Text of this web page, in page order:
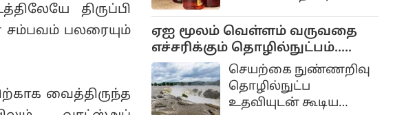
திருப்பி
சம்பவம் பலரையும்
வைத்திருந்த
மாறிவிடமாட்டோமோ
என்கிற ஆசையும்
எதிர்பார்ப்புமே இதற்கு
காரணம்
எடுக்கப்பட்டு வருகிறது.
ஏஐ மூலம் வெள்ளம் வருவதை
எச்சரிக்கும் தொழில்நுட்பம்..
கேரள அரசு முடிவு..செயற்கை நுண்ணறிவு
தொழில்நுட்ப
உதவியுடன் கூடிய